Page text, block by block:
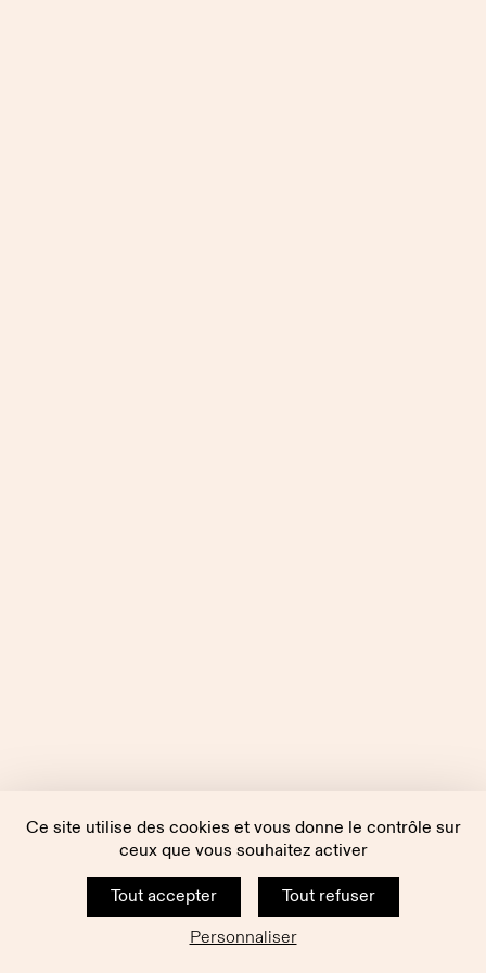
Ce site utilise des cookies et vous donne le contrôle sur
ceux que vous souhaitez activer
Tout accepter
Tout refuser
Personnaliser